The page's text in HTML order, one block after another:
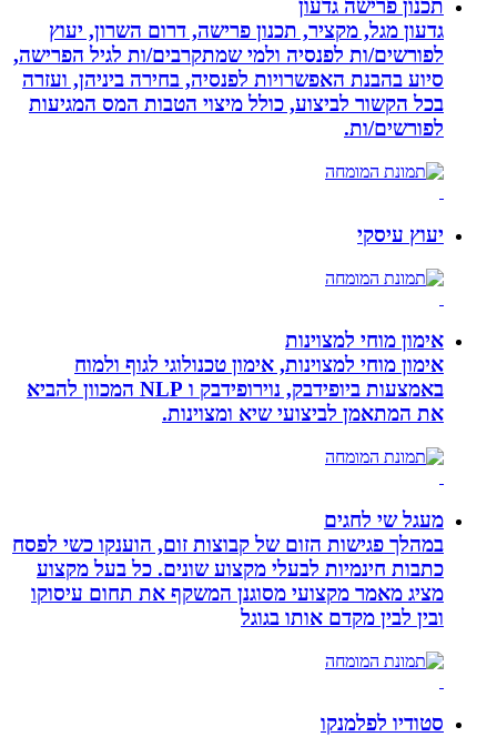
תכנון פרישה גדעון
גדעון מגל, מקציר, תכנון פרישה, דרום השרון, יעוץ
לפורשים/ות לפנסיה ולמי שמתקרבים/ות לגיל הפרישה,
סיוע בהבנת האפשרויות לפנסיה, בחירה ביניהן, ועזרה
בכל הקשור לביצוע, כולל מיצוי הטבות המס המגיעות
לפורשים/ות.
יעוץ עיסקי
אימון מוחי למצוינות
אימון מוחי למצוינות, אימון טכנולוגי לגוף ולמוח
באמצעות ביופידבק, נוירופידבק ו NLP המכוון להביא
את המתאמן לביצועי שיא ומצוינות.
מעגל שי לחגים
במהלך פגישות הזום של קבוצות זום, הוענקו כשי לפסח
כתבות חינמיות לבעלי מקצוע שונים. כל בעל מקצוע
מציג מאמר מקצועי מסוגנן המשקף את תחום עיסוקו
ובין לבין מקדם אותו בגוגל
סטודיו לפלמנקו